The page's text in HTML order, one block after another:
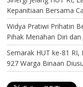
Kepanitiaan Bersama
Widya Pratiwi Prihatin
Pihak Menahan Diri dan
Semarak HUT ke-81
927 Warga Binaan